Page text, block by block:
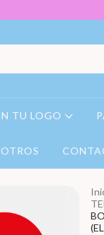
TU LOGO